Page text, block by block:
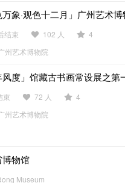
万象·观色十二月」广州艺术
主题作品展
结束 102 人
4
州艺术博物院
风度」馆藏古书画常设展之第
束 72 人
4
州艺术博物院
博物馆
Museum